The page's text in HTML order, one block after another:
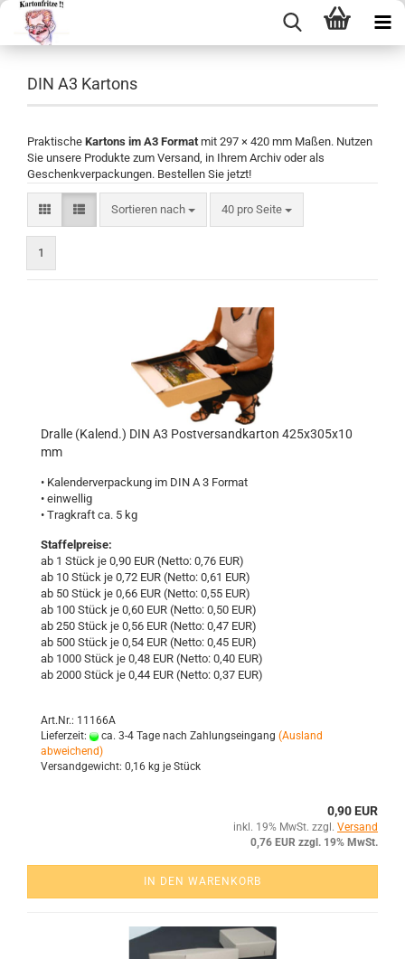
DIN A3 Kartons
Praktische Kartons im A3 Formatmit 297 × 420 mm Maßen. Nutzen
Sie unsere Produkte zum Versand, in Ihrem Archiv oder als
Geschenkverpackungen. Bestellen Sie jetzt!
Sortieren nach 40 pro Seite
1
Dral­le (Ka­lend.) DIN A3 Post­ver­sand­kar­ton 425x305x10
mm
• Ka­len­der­ver­pa­ckung im DIN A 3 For­mat
• ein­wel­lig
• Trag­kraft ca. 5 kg
Staffelpreise:
ab 1 Stück je 0,90 EUR (Netto: 0,76 EUR)
ab 10 Stück je 0,72 EUR (Netto: 0,61 EUR)
ab 50 Stück je 0,66 EUR (Netto: 0,55 EUR)
ab 100 Stück je 0,60 EUR (Netto: 0,50 EUR)
ab 250 Stück je 0,56 EUR (Netto: 0,47 EUR)
ab 500 Stück je 0,54 EUR (Netto: 0,45 EUR)
ab 1000 Stück je 0,48 EUR (Netto: 0,40 EUR)
ab 2000 Stück je 0,44 EUR (Netto: 0,37 EUR)
Art.Nr.: 11166A
Lieferzeit:
ca. 3-4 Tage nach Zahlungseingang (Ausland
abweichend)
Versandgewicht: 0,16 kg je Stück
0,90 EUR
inkl. 19% MwSt. zzgl. Versand
0,76 EUR zzgl. 19% MwSt.
IN DEN WARENKORB